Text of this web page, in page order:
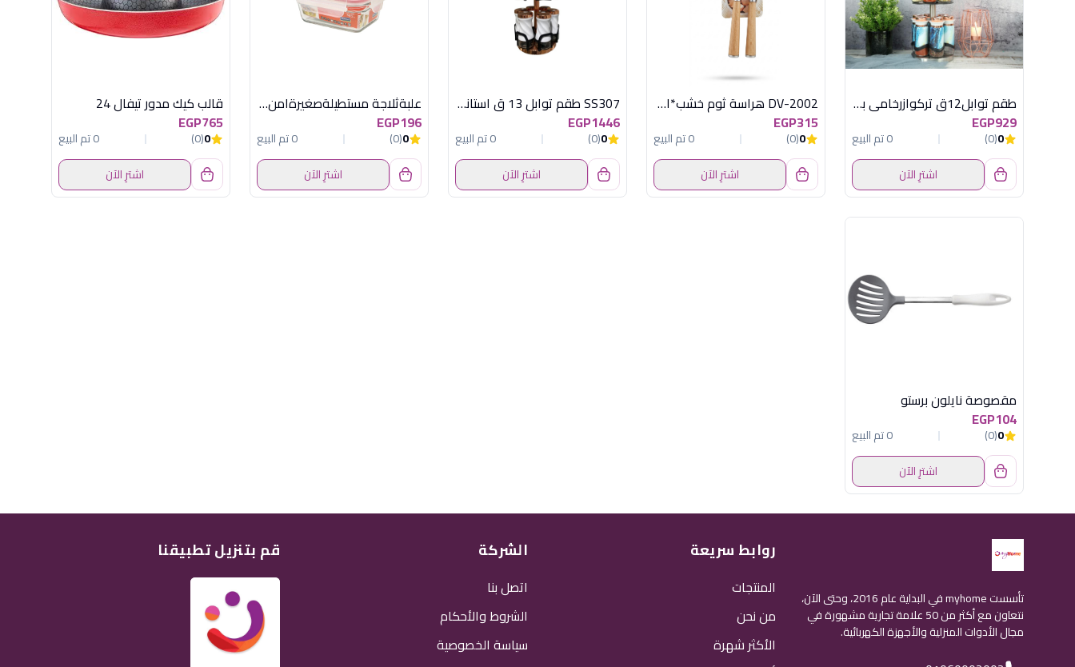
طقم توابل12ق تركوازرخامى باستاندهابى هوم
EGP929
0
(0)
0 تم البيع
اشترِ الآن
DV-2002 هراسة ثوم خشب*استانلس ديفا
EGP315
0
(0)
0 تم البيع
اشترِ الآن
SS307 طقم توابل 13 ق استانلس اكسفورد
EGP1446
0
(0)
0 تم البيع
اشترِ الآن
علبةثلاجة مستطيلةصغيرةامن للفرن جلاس لوك
EGP196
0
(0)
0 تم البيع
اشترِ الآن
قالب كيك مدور تيفال 24
EGP765
0
(0)
0 تم البيع
اشترِ الآن
مقصوصة نايلون برستو
EGP104
0
(0)
0 تم البيع
اشترِ الآن
تأسست myhome في البداية عام 2016، وحتى الآن،
نتعاون مع أكثر من 50 علامة تجارية مشهورة في
مجال الأدوات المنزلية والأجهزة الكهربائية.
روابط سريعة
المنتجات
من نحن
الأكثر شهرة
الشركة
اتصل بنا
الشروط والأحكام
سياسة الخصوصية
قم بتنزيل تطبيقنا